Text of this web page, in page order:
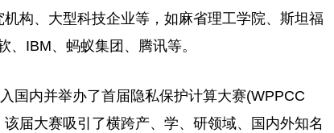
构、大型科技企业等，如麻省理工学院、斯坦福
IBM、蚂蚁集团、腾讯等。
国内并举办了首届隐私保护计算大赛(WPPCC
届大赛吸引了横跨产、学、研领域、国内外知名